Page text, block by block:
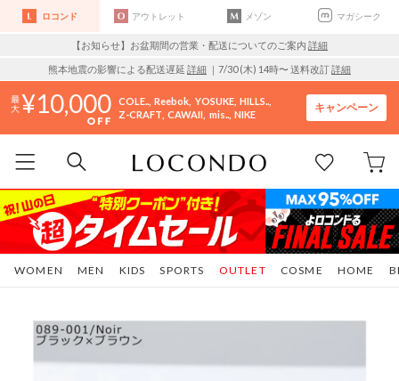
ロコンド アウトレット メゾン マガシーク
【お知らせ】お盆期間の営業・配送についてのご案内 詳細
熊本地震の影響による配送遅延 詳細 ｜7/30 (木) 14時〜 送料改訂詳細
10,000 COLE.. Reebok YOSUKE HILLS..
Z-CRAFT CAWAII mis.. NIKE
キャンペーン
WOMEN MEN KIDS SPORTS COSME HOME
OUTLET